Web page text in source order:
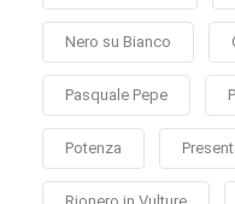
Nero su Bianco
Pasquale Pepe
Potenza